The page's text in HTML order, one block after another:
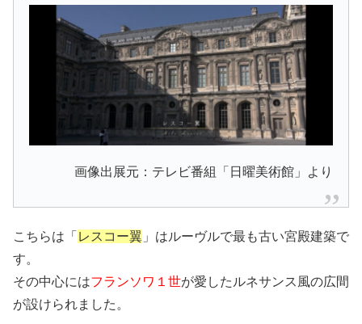
画像出展元：テレビ番組「日曜美術館」より
こちらは「 レスコー翼 」はルーヴルで最も古い宮殿建築で
す。
その中心にはフランソワ１世が愛したルネサンス風の広間
が設けられました。